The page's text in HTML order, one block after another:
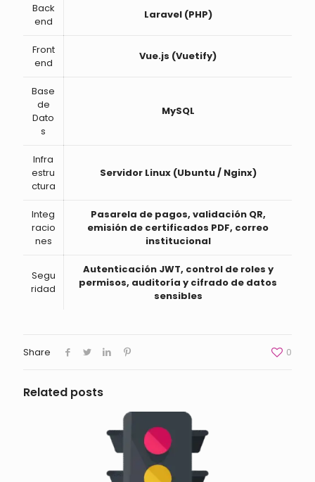
Back
end
Laravel (PHP)
Front
end
Vue.js (Vuetify)
Base
de
Dato
s
MySQL
Infra
estru
ctura
Servidor Linux (Ubuntu / Nginx)
Integ
racio
nes
Pasarela de pagos, validación QR,
emisión de certificados PDF, correo
institucional
Segu
ridad
Autenticación JWT, control de roles y
permisos, auditoría y cifrado de datos
sensibles
Share 0
Related posts